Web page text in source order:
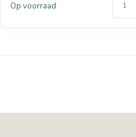
Op voorraad